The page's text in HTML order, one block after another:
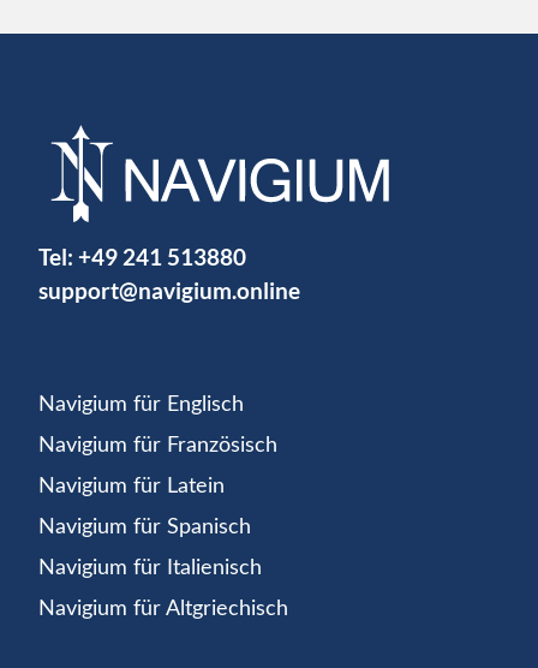
Tel: +49 241 513880
support@navigium.online
Navigium für Englisch
Navigium für Französisch
Navigium für Latein
Navigium für Spanisch
Navigium für Italienisch
Navigium für Altgriechisch